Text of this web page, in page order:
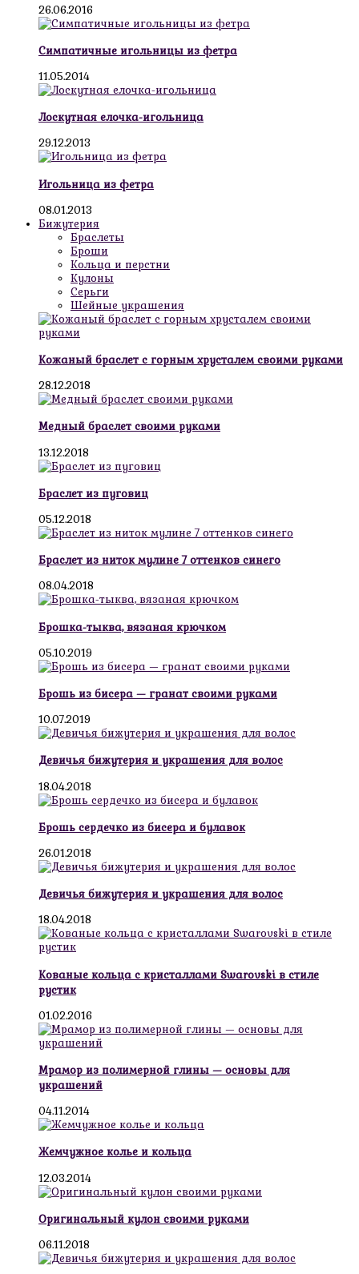
26.06.2016
Симпатичные игольницы из фетра
11.05.2014
Лоскутная елочка-игольница
29.12.2013
Игольница из фетра
08.01.2013
Бижутерия
Браслеты
Броши
Кольца и перстни
Кулоны
Серьги
Шейные украшения
Кожаный браслет с горным хрусталем своими руками
28.12.2018
Медный браслет своими руками
13.12.2018
Браслет из пуговиц
05.12.2018
Браслет из ниток мулине 7 оттенков синего
08.04.2018
Брошка-тыква, вязаная крючком
05.10.2019
Брошь из бисера — гранат своими руками
10.07.2019
Девичья бижутерия и украшения для волос
18.04.2018
Брошь сердечко из бисера и булавок
26.01.2018
Девичья бижутерия и украшения для волос
18.04.2018
Кованые кольца с кристаллами Swarovski в стиле
рустик
01.02.2016
Мрамор из полимерной глины — основы для
украшений
04.11.2014
Жемчужное колье и кольца
12.03.2014
Оригинальный кулон своими руками
06.11.2018